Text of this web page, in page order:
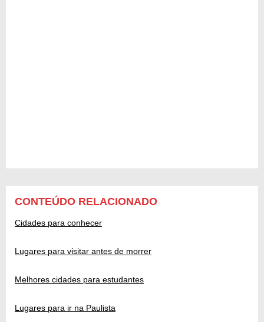
CONTEÚDO RELACIONADO
Cidades para conhecer
Lugares para visitar antes de morrer
Melhores cidades para estudantes
Lugares para ir na Paulista